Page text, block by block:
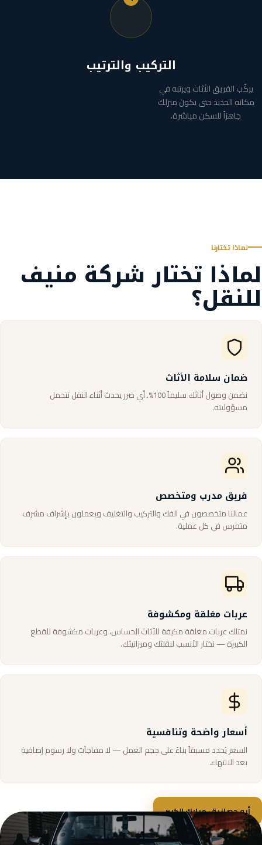
التركيب والترتيب
يركّب الفريق الأثاث ويرتبه في
مكانه الجديد حتى يكون منزلك
جاهزاً للسكن مباشرة.
لماذا تختارنا
لماذا تختار شركة منيف
للنقل؟
ضمان سلامة الأثاث
نضمن وصول أثاثك سليماً 100%. أي ضرر يحدث أثناء النقل نتحمل
مسؤوليته.
فريق مدرب ومتخصص
عمالنا متخصصون في الفك والتركيب والتغليف ويعملون بإشراف مشرف
متمرس في كل عملية.
عربات مغلقة ومكشوفة
نمتلك عربات مغلقة مكيفة للأثاث الحساس، وعربات مكشوفة للقطع
الكبيرة — نختار الأنسب لنقلتك وميزانيتك.
أسعار واضحة وتنافسية
السعر يُحدد مسبقاً بناءً على حجم العمل — لا مفاجآت ولا رسوم إضافية
بعد الانتهاء.
أبو حصانية · مبارك الكبير